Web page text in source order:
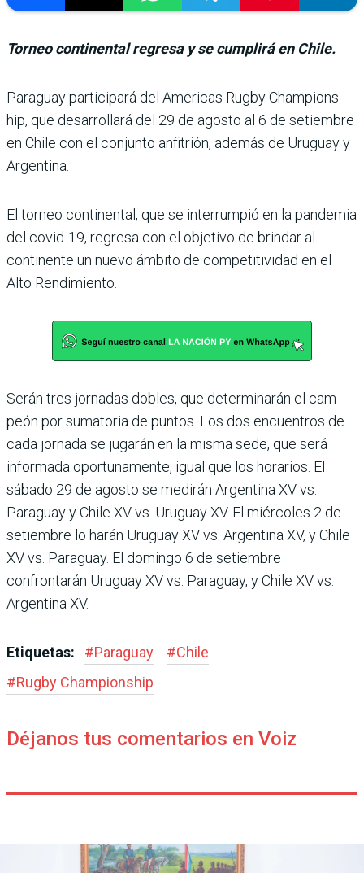
Torneo continental regresa y se cumplirá en Chile.
Paraguay participará del Americas Rugby Champions­
hip, que desarrollará del 29 de agosto al 6 de setiembre
en Chile con el conjunto anfi­trión, además de Uruguay y
Argentina.
El torneo continental, que se interrumpió en la pan­demia
del covid-19, regresa con el objetivo de brindar al
continente un nuevo ámbito de competitividad en el
Alto Rendimiento.
Serán tres jornadas dobles, que determinarán el cam­
peón por sumatoria de pun­tos. Los dos encuentros de
cada jornada se jugarán en la misma sede, que será
infor­mada oportunamente, igual que los horarios. El
sábado 29 de agosto se medirán Argen­tina XV vs.
Paraguay y Chile XV vs. Uruguay XV. El miér­coles 2 de
setiembre lo harán Uruguay XV vs. Argentina XV, y Chile
XV vs. Paraguay. El domingo 6 de setiembre
confrontarán Uruguay XV vs. Paraguay, y Chile XV vs.
Argentina XV.
Etiquetas: #Paraguay #Chile
#Rugby Champions­hip
Déjanos tus comentarios en Voiz